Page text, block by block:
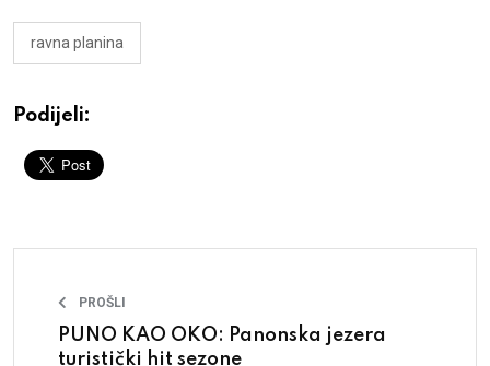
ravna planina
Podijeli:
PROŠLI
PUNO KAO OKO: Panonska jezera
turistički hit sezone